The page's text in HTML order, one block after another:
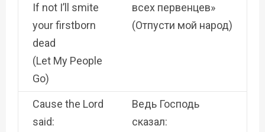
If not I’ll smite
your firstborn
dead
(Let My People
Go)
всех первенцев»
(Отпусти мой народ)
Cause the Lord
said:
Ведь Господь
сказал: